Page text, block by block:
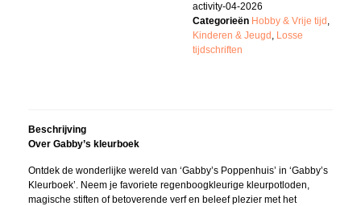
activity-04-2026
Categorieën Hobby & Vrije tijd ,
Kinderen & Jeugd , Losse
tijdschriften
Beschrijving
Over Gabby’s kleurboek
Ontdek de wonderlijke wereld van ‘Gabby’s Poppenhuis’ in ‘Gabby’s
Kleurboek’. Neem je favoriete regenboogkleurige kleurpotloden,
magische stiften of betoverende verf en beleef plezier met het